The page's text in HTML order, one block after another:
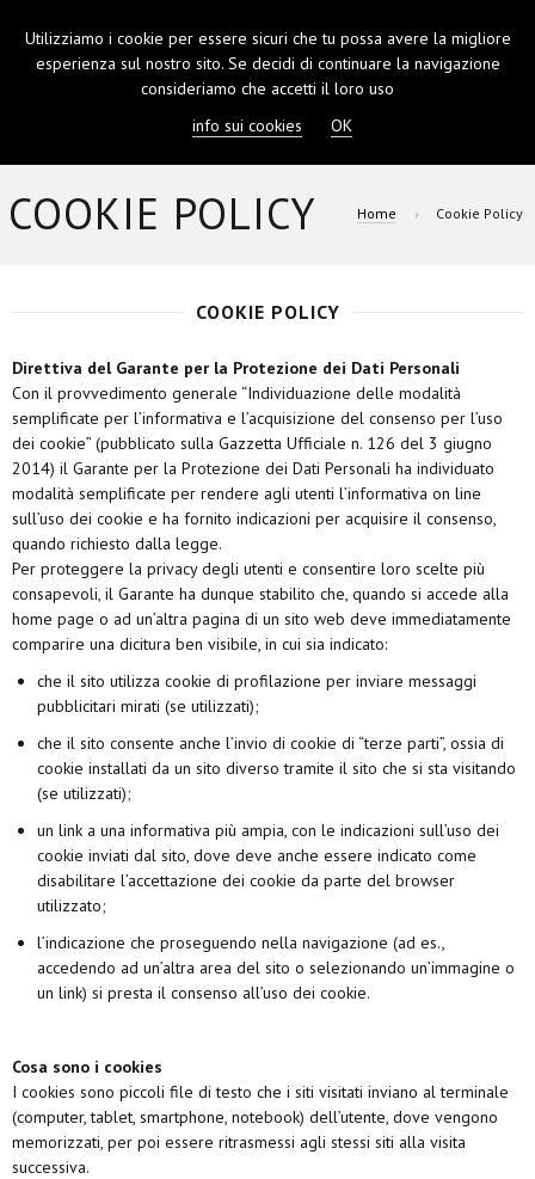
COOKIE POLICY Home Cookie Policy
COOKIE POLICY
Direttiva del Garante per la Protezione dei Dati Personali
Con il provvedimento generale “Individuazione delle modalità
semplificate per l’informativa e l’acquisizione del consenso per l’uso
dei cookie” (pubblicato sulla Gazzetta Ufficiale n. 126 del 3 giugno
2014) il Garante per la Protezione dei Dati Personali ha individuato
modalità semplificate per rendere agli utenti l’informativa on line
sull’uso dei cookie e ha fornito indicazioni per acquisire il consenso,
quando richiesto dalla legge.
Per proteggere la privacy degli utenti e consentire loro scelte più
consapevoli, il Garante ha dunque stabilito che, quando si accede alla
home page o ad un’altra pagina di un sito web deve immediatamente
comparire una dicitura ben visibile, in cui sia indicato:
che il sito utilizza cookie di profilazione per inviare messaggi
pubblicitari mirati (se utilizzati);
che il sito consente anche l’invio di cookie di “terze parti”, ossia di
cookie installati da un sito diverso tramite il sito che si sta visitando
(se utilizzati);
un link a una informativa più ampia, con le indicazioni sull’uso dei
cookie inviati dal sito, dove deve anche essere indicato come
disabilitare l’accettazione dei cookie da parte del browser
utilizzato;
l’indicazione che proseguendo nella navigazione (ad es.,
accedendo ad un’altra area del sito o selezionando un’immagine o
un link) si presta il consenso all’uso dei cookie.
Cosa sono i cookies
I cookies sono piccoli file di testo che i siti visitati inviano al terminale
(computer, tablet, smartphone, notebook) dell’utente, dove vengono
memorizzati, per poi essere ritrasmessi agli stessi siti alla visita
successiva.
Utilizziamo i cookie per essere sicuri che tu possa avere la migliore
esperienza sul nostro sito. Se decidi di continuare la navigazione
consideriamo che accetti il loro uso
info sui cookies
OK